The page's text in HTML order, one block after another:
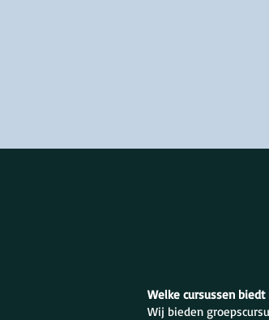
Welke cursussen biedt
Wij bieden